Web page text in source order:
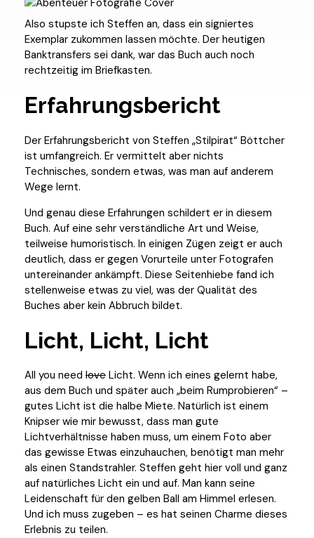
Also stupste ich Steffen an, dass ein signiertes
Exemplar zukommen lassen möchte. Der heutigen
Banktransfers sei dank, war das Buch auch noch
rechtzeitig im Briefkasten.
Erfahrungsbericht
Der Erfahrungsbericht von Steffen „Stilpirat“ Böttcher
ist umfangreich. Er vermittelt aber nichts
Technisches, sondern etwas, was man auf anderem
Wege lernt.
Und genau diese Erfahrungen schildert er in diesem
Buch. Auf eine sehr verständliche Art und Weise,
teilweise humoristisch. In einigen Zügen zeigt er auch
deutlich, dass er gegen Vorurteile unter Fotografen
untereinander ankämpft. Diese Seitenhiebe fand ich
stellenweise etwas zu viel, was der Qualität des
Buches aber kein Abbruch bildet.
Licht, Licht, Licht
All you need love Licht. Wenn ich eines gelernt habe,
aus dem Buch und später auch „beim Rumprobieren“ –
gutes Licht ist die halbe Miete. Natürlich ist einem
Knipser wie mir bewusst, dass man gute
Lichtverhältnisse haben muss, um einem Foto aber
das gewisse Etwas einzuhauchen, benötigt man mehr
als einen Standstrahler. Steffen geht hier voll und ganz
auf natürliches Licht ein und auf. Man kann seine
Leidenschaft für den gelben Ball am Himmel erlesen.
Und ich muss zugeben – es hat seinen Charme dieses
Erlebnis zu teilen.